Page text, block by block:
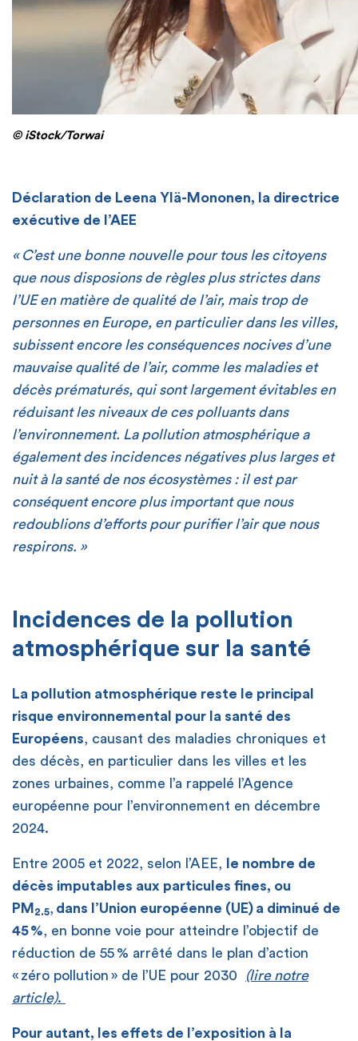
© iStock/Torwai
Déclaration de Leena Ylä-Mononen, la directrice
exécutive de l’AEE
« C’est une bonne nouvelle pour tous les citoyens
que nous disposions de règles plus strictes dans
l’UE en matière de qualité de l’air, mais trop de
personnes en Europe, en particulier dans les villes,
subissent encore les conséquences nocives d’une
mauvaise qualité de l’air, comme les maladies et
décès prématurés, qui sont largement évitables en
réduisant les niveaux de ces polluants dans
l’environnement. La pollution atmosphérique a
également des incidences négatives plus larges et
nuit à la santé de nos écosystèmes : il est par
conséquent encore plus important que nous
redoublions d’efforts pour purifier l’air que nous
respirons. »
Incidences de la pollution
atmosphérique sur la santé
La pollution atmosphérique reste le principal
risque environnemental pour la santé des
Européens , causant des maladies chroniques et
des décès, en particulier dans les villes et les
zones urbaines, comme l’a rappelé l’Agence
européenne pour l’environnement en décembre
2024.
Entre 2005 et 2022, selon l’AEE,
le nombre de
décès imputables aux particules fines, ou
PM 2.5 dans l’Union européenne (UE) a diminué de
45 % , en bonne voie pour atteindre l’objectif de
réduction de 55 % arrêté dans le plan d’action
« zéro pollution » de l’UE pour 2030
(lire notre
article).
Pour autant, les effets de l’exposition à la